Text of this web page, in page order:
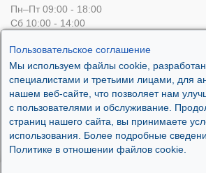
Пользовательское соглашение
Мы используем файлы cookie,
специалистами и третьими лицами, для
нашем веб-сайте, что позволяет нам
с пользователями и обслуживание.
страниц нашего сайта, вы принимаете
использования. Более подробные
Политике в отношении файлов cookie.
Пн–Пт 09:00 - 18:00
Сб 10:00 - 14:00